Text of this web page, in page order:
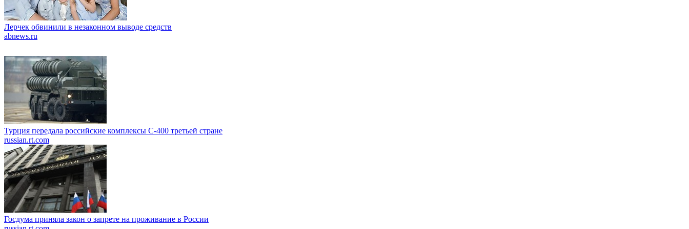
Лерчек обвинили в незаконном выводе средств
abnews.ru
Турция передала российские комплексы С-400 третьей стране
russian.rt.com
Госдума приняла закон о запрете на проживание в России